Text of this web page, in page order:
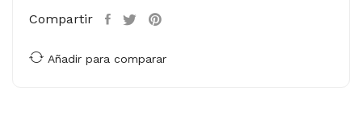
Compartir
Añadir para comparar